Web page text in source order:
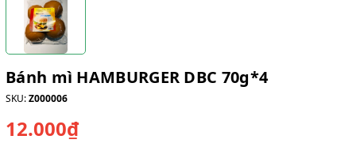
Bánh mì HAMBURGER DBC 70g*4
SKU:Z000006
12.000₫